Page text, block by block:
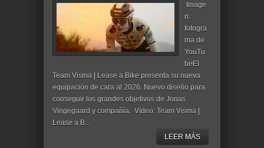
Image
n:
fotogra
ma de
YouTu
beEl
Team Visma | Lease a Bike presenta su nueva
equipación de cara al 2026. Nuevo diseño para
conseguir los grandes objetivos de Jonas
Vingegaard y compañía. Vídeo: Team Visma |
Lease a B...
LEER MÁS